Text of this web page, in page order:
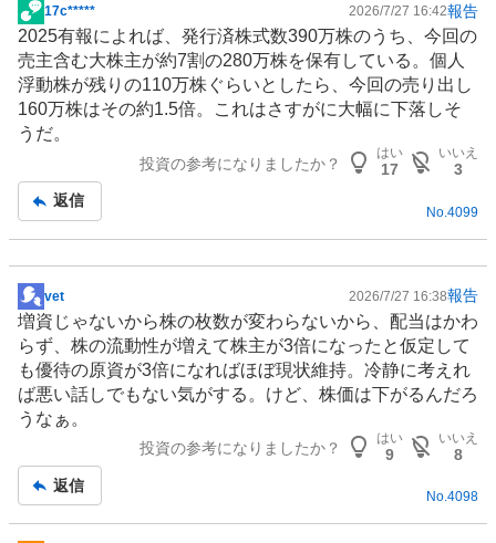
掲
示
板
記
事
17c***** 2026/7/27 16:42報告
2025有報によれば、発行済株式数390万株のうち、今回の
売主含む大株主が約7割の280万株を保有している。個人
浮動株が残りの110万株ぐらいとしたら、今回の売り出し
160万株はその約1.5倍。これはさすがに大幅に下落しそ
うだ。
投資の参考になりましたか？
はい
17
いいえ
3
返信
No. 4099
掲
示
板
記
事
vet 2026/7/27 16:38報告
増資じゃないから株の枚数が変わらないから、配当はかわ
らず、株の流動性が増えて株主が3倍になったと仮定して
も優待の原資が3倍になればほぼ現状維持。冷静に考えれ
ば悪い話しでもない気がする。けど、株価は下がるんだろ
うなぁ。
投資の参考になりましたか？
はい
9
いいえ
8
返信
No.4098